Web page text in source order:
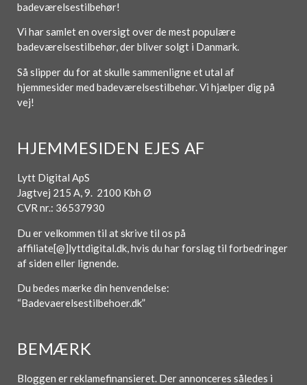
badeværelsestilbehør!
Vi har samlet en oversigt over de mest populære
badeværelsestilbehør, der bliver solgt i Danmark.
Så slipper du for at skulle sammenligne et utal af
hjemmesider med badeværelsestilbehør. Vi hjælper dig på
vej!
HJEMMESIDEN EJES AF
Lytt Digital ApS
Jagtvej 215 A, 9. 2100 Kbh Ø
CVR nr.: 36537930
Du er velkommen til at skrive til os på
affiliate[@]lyttdigital.dk, hvis du har forslag til forbedringer
af siden eller lignende.
Du bedes mærke din henvendelse:
“Badevaerelsestilbehoer.dk”
BEMÆRK
Bloggen er reklamefinansieret. Der annonceres således i